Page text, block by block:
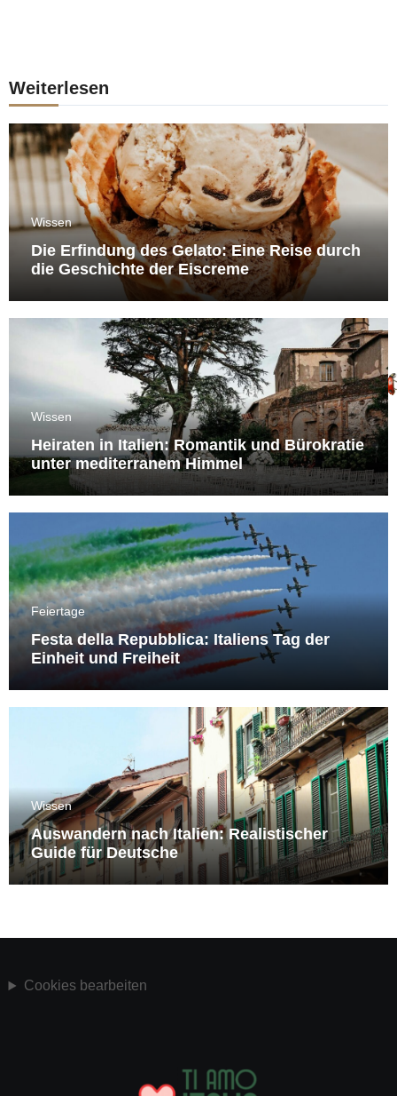
Weiterlesen
Wissen
Die Erfindung des Gelato: Eine Reise durch
die Geschichte der Eiscreme
Wissen
Heiraten in Italien: Romantik und Bürokratie
unter mediterranem Himmel
Feiertage
Festa della Repubblica: Italiens Tag der
Einheit und Freiheit
Wissen
Auswandern nach Italien: Realistischer
Guide für Deutsche
Cookies bearbeiten